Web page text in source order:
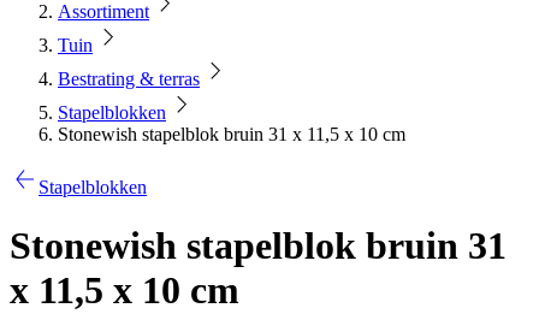
Assortiment
Tuin
Bestrating & terras
Stapelblokken
Stonewish stapelblok bruin 31 x 11,5 x 10 cm
Stapelblokken
Stonewish stapelblok bruin 31
x 11,5 x 10 cm